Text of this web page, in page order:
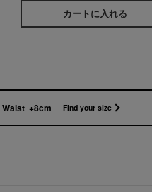
カートに入れる
Waist +8cm Find your size